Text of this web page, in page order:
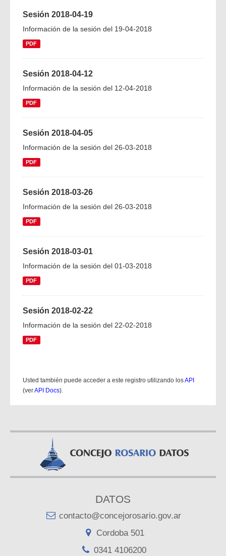
Sesión 2018-04-19
Información de la sesión del 19-04-2018
PDF
Sesión 2018-04-12
Información de la sesión del 12-04-2018
PDF
Sesión 2018-04-05
Información de la sesión del 26-03-2018
PDF
Sesión 2018-03-26
Información de la sesión del 26-03-2018
PDF
Sesión 2018-03-01
Información de la sesión del 01-03-2018
PDF
Sesión 2018-02-22
Información de la sesión del 22-02-2018
PDF
Usted también puede acceder a este registro utilizando losAPI
(verAPI Docs).
DATOS
contacto@concejorosario.gov.ar
Cordoba 501
0341 4106200